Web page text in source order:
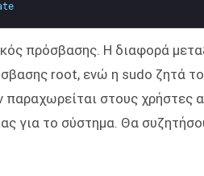
πρόσβασης. Η διαφορά
root, ενώ η sudo ζητά
στους χρήστες
για το σύστημα. Θα